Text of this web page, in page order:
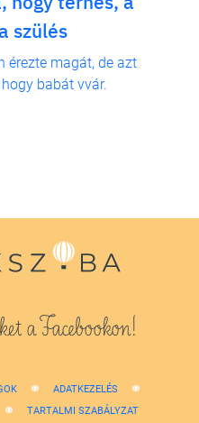
szülés
érezte magát, de azt
babát vvár.
a Facebookon!
ADATKEZELÉS
TARTALMI SZABÁLYZAT